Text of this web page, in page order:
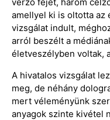
vérző fejét, három
amellyel ki is oltotta az
vizsgálat indult,
arról beszélt a
életveszélyben voltak,
A hivatalos vizsgálat
meg, de néhány
mert véleményünk
anyagok szinte kivétel